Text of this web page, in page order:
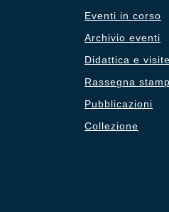
Eventi in corso
Archivio eventi
Didattica e visite
Rassegna
Pubblicazioni
Collezione